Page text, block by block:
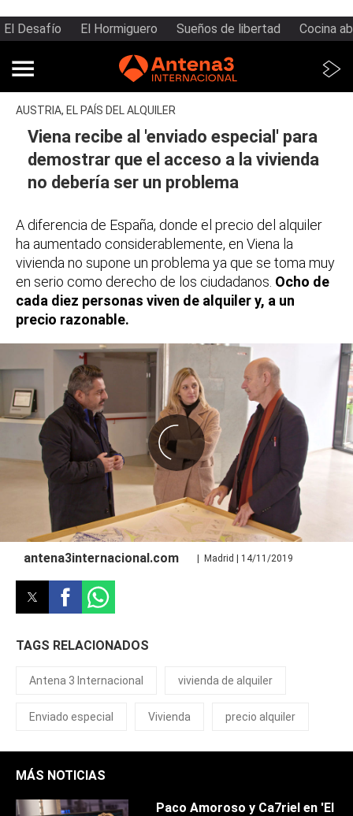
El Desafío El Hormiguero Sueños de libertad Cocina
AUSTRIA, EL PAÍS DEL ALQUILER
Viena recibe al 'enviado especial' para
demostrar que el acceso a la vivienda
no debería ser un problema
A diferencia de España, donde el precio del alquiler
ha aumentado considerablemente, en Viena la
vivienda no supone un problema ya que se toma muy
en serio como derecho de los ciudadanos. Ocho de
cada diez personas viven de alquiler y, a un
precio razonable.
antena3internacional.com | Madrid | 14/11/2019
TAGS RELACIONADOS
Antena 3 Internacional vivienda de alquiler
Enviado especial Vivienda precio alquiler
MÁS NOTICIAS
Paco Amoroso y Ca7riel en 'El